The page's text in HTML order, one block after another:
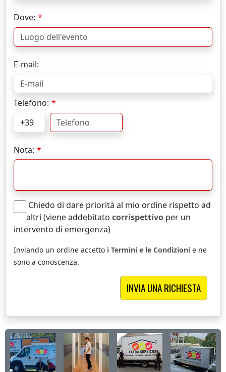
Dove:
E-mail:
Telefono:
Nota:
Chiedo di dare priorità al mio ordine rispetto ad
altri (viene addebitato corrispettivo per un
intervento di emergenza)
Inviando un ordine accetto i Termini e le Condizioni e ne
sono a conoscenza.